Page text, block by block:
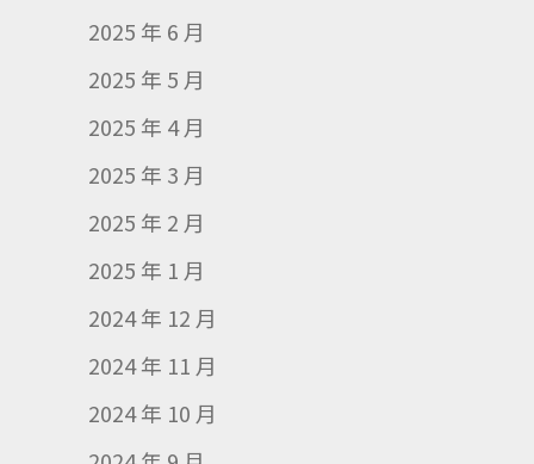
2025 年 6 月
2025 年 5 月
2025 年 4 月
2025 年 3 月
2025 年 2 月
2025 年 1 月
2024 年 12 月
2024 年 11 月
2024 年 10 月